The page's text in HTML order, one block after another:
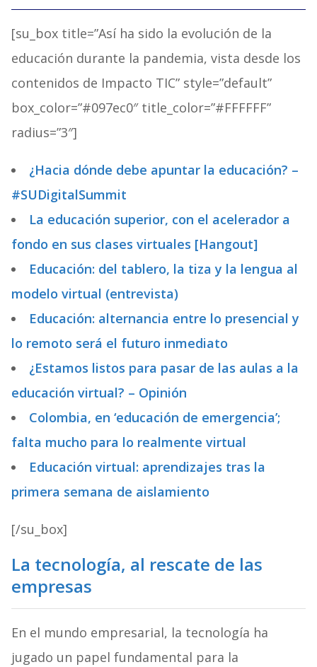
[su_box title=”Así ha sido la evolución de la
educación durante la pandemia, vista desde los
contenidos de Impacto TIC” style=”default”
box_color=”#097ec0″ title_color=”#FFFFFF”
radius=”3″]
¿Hacia dónde debe apuntar la educación? –
#SUDigitalSummit
La educación superior, con el acelerador a
fondo en sus clases virtuales [Hangout]
Educación: del tablero, la tiza y la lengua al
modelo virtual (entrevista)
Educación: alternancia entre lo presencial y
lo remoto será el futuro inmediato
¿Estamos listos para pasar de las aulas a la
educación virtual? – Opinión
Colombia, en ‘educación de emergencia’;
falta mucho para lo realmente virtual
Educación virtual: aprendizajes tras la
primera semana de aislamiento
[/su_box]
La tecnología, al rescate de las
empresas
En el mundo empresarial, la tecnología ha
jugado un papel fundamental para la